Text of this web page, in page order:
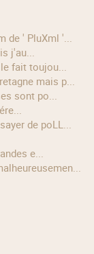
' PluXml '...
j'au...
fait toujou...
mais p...
sont po...
de poLL...
e...